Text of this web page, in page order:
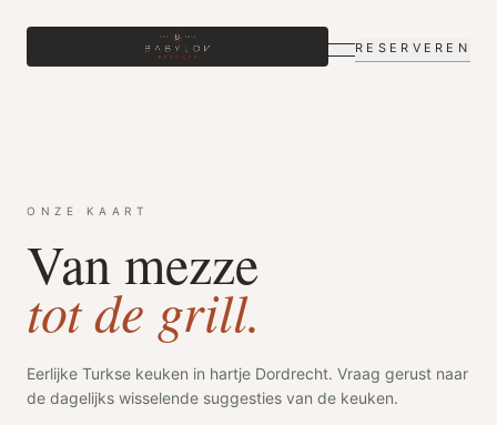
RESERVEREN
ONZE KAART
Van mezze
tot de grill.
Eerlijke Turkse keuken in hartje Dordrecht. Vraag gerust naar
de dagelijks wisselende suggesties van de keuken.